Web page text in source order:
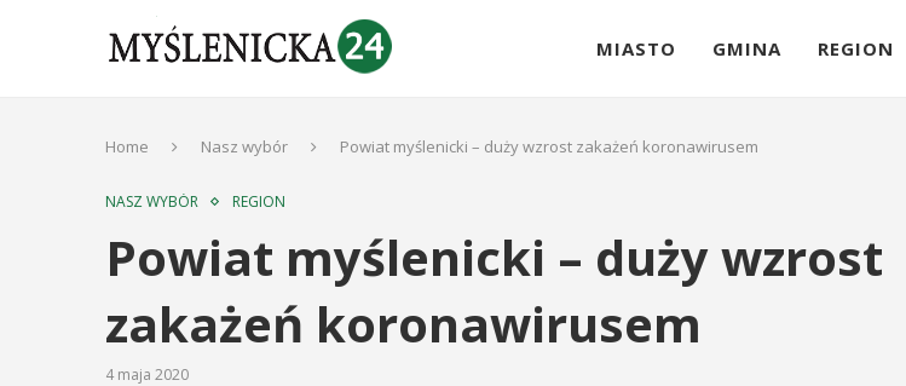
MIASTO GMINA REGION
Home Nasz wybór Powiat myślenicki – duży wzrost zakażeń koronawirusem
NASZ WYBÓR REGION
Powiat myślenicki – duży wzrost
zakażeń koronawirusem
4 maja 2020